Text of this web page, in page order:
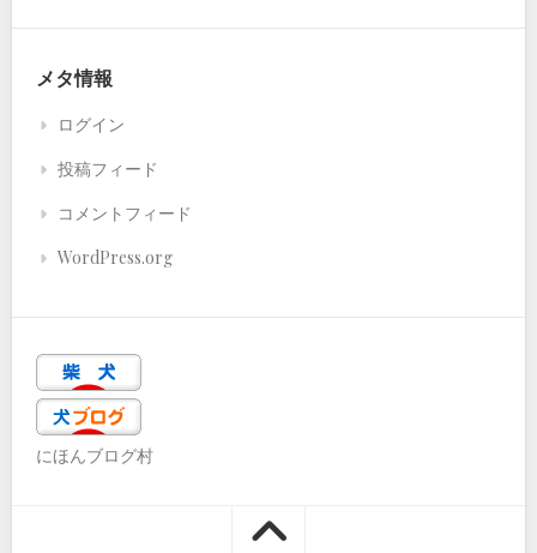
メタ情報
ログイン
投稿フィード
コメントフィード
WordPress.org
にほんブログ村